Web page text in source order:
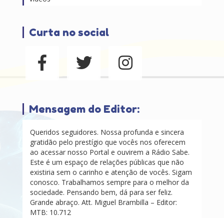
Curta no social
Mensagem do Editor:
Queridos seguidores. Nossa profunda e sincera
gratidão pelo prestígio que vocês nos oferecem
ao acessar nosso Portal e ouvirem a Rádio Sabe.
Este é um espaço de relações públicas que não
existiria sem o carinho e atenção de vocês. Sigam
conosco. Trabalhamos sempre para o melhor da
sociedade. Pensando bem, dá para ser feliz.
Grande abraço. Att. Miguel Brambilla – Editor:
MTB: 10.712